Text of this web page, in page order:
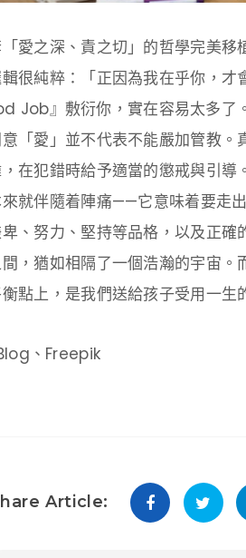
愛之深、責之切」的哲學完美
很純粹：「正因為我在乎你，
Job』敷衍你，實在容易太多了
「愛」並不代表不能嚴加管教
在犯錯時給予適當的懲戒與引
就伴隨着陣痛——它意味着要走
、努力、堅持等品格，以及正確
，猶如相隔了一個浩瀚的宇宙
衡點上，是我們送給孩子受用一生
、Freepik
Article: